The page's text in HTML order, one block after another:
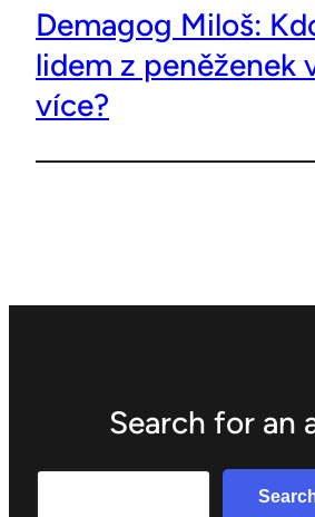
Demagog Miloš:
lidem z peněženek
více?
Search for an